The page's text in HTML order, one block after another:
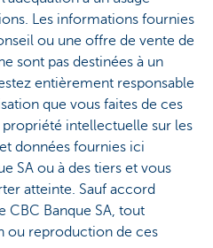
Les informations fournies
ou une offre de vente de
sont pas destinées à un
entièrement responsable
que vous faites de ces
intellectuelle sur les
données fournies ici
SA ou à des tiers et vous
atteinte. Sauf accord
CBC Banque SA, tout
ou reproduction de ces